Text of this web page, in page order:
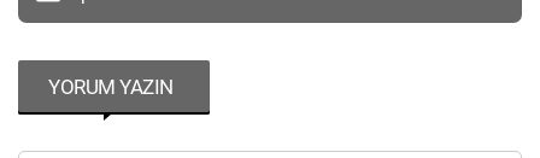
YORUM YAZIN